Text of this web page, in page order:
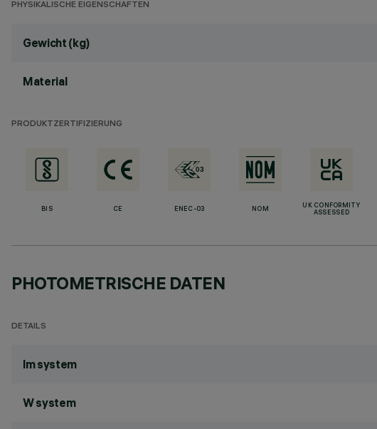
PHYSIKALISCHE EIGENSCHAFTEN
Gewicht (kg)
Material
PRODUKTZERTIFIZIERUNG
BIS CE ENEC-03 NOM
UK CONFORMITY
ASSESSED
PHOTOMETRISCHE DATEN
DETAILS
lm system
W system